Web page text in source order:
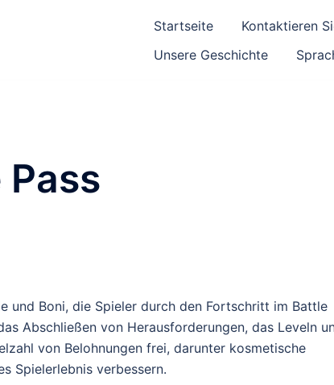
Startseite
Kontaktieren
Unsere Geschichte
und Boni, die Spieler durch den Fortschritt im Battle
Abschließen von Herausforderungen, das Leveln
von Belohnungen frei, darunter kosmetische
Spielerlebnis verbessern.